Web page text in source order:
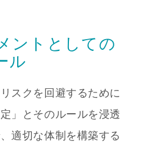
ントとしての
ル
スクを回避するために
」とそのルールを浸透
適切な体制を構築する